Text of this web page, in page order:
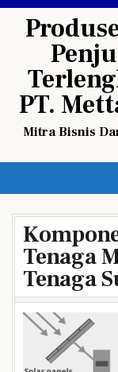
PT.
Mitra Bisnis
Tenaga
Tenaga